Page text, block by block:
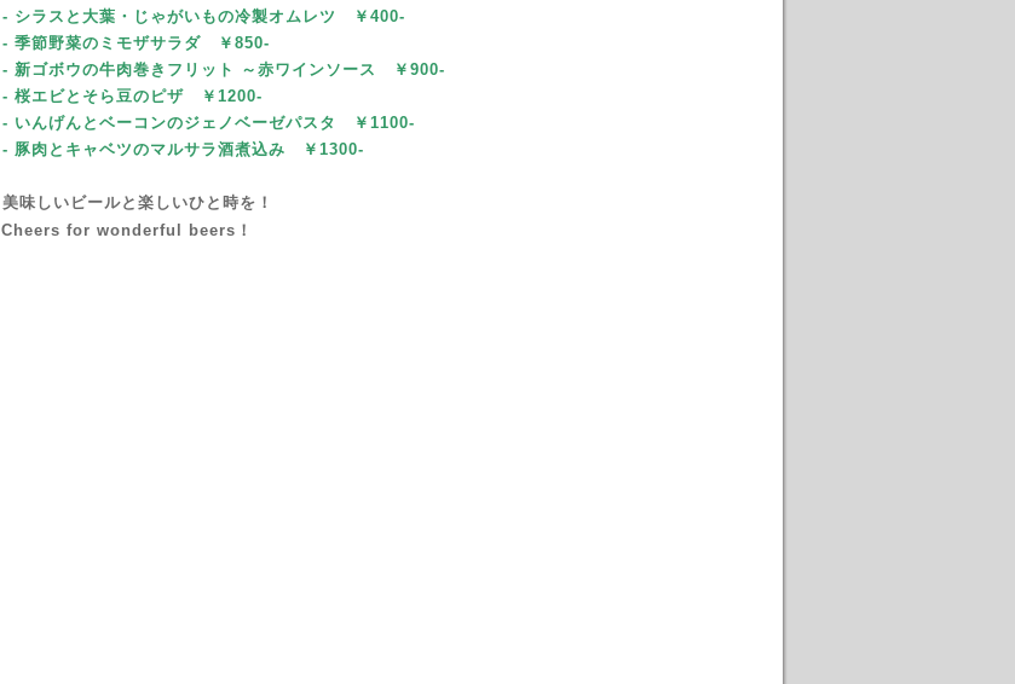
- シラスと大葉・じゃがいもの冷製オムレツ ￥400-
- 季節野菜のミモザサラダ ￥850-
- 新ゴボウの牛肉巻きフリット ～赤ワインソース ￥900-
- 桜エビとそら豆のピザ ￥1200-
- いんげんとベーコンのジェノベーゼパスタ
￥1100-
- 豚肉とキャベツのマルサラ酒煮込み ￥1300-
美味しいビールと楽しいひと時を！
Cheers for wonderful beers！